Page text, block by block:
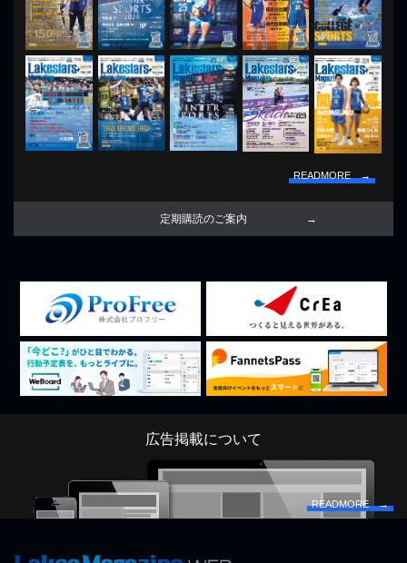
READMORE →
定期購読のご案内
広告掲載について
READMORE →